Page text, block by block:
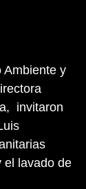
Ambiente y
invitaron
el lavado de